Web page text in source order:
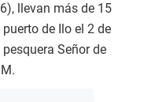
llevan más de 15
de Ilo el 2 de
Señor de